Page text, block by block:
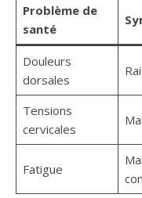
Problème de
santé
Douleurs
dorsales
Tensions
cervicales
Fatigue